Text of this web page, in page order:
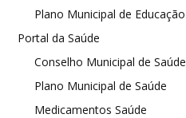
Plano Municipal de Educação
Portal da Saúde
Conselho Municipal de Saúde
Plano Municipal de Saúde
Medicamentos Saúde